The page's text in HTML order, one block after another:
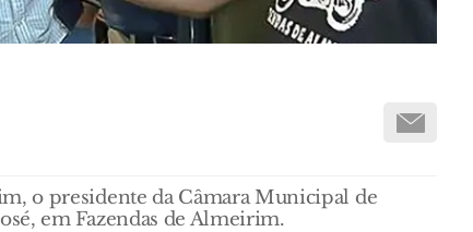
o presidente da Câmara Municipal de
em Fazendas de Almeirim.